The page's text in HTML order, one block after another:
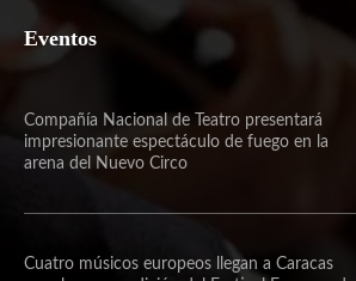
Eventos
Compañía Nacional de Teatro presentará
impresionante espectáculo de fuego en la
arena del Nuevo Circo
Cuatro músicos europeos llegan a Caracas